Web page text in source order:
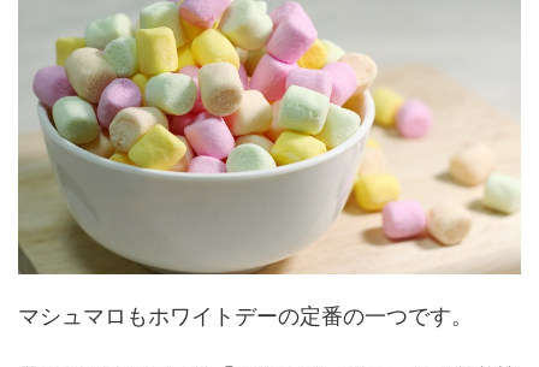
マシュマロもホワイトデーの定番の一つです。